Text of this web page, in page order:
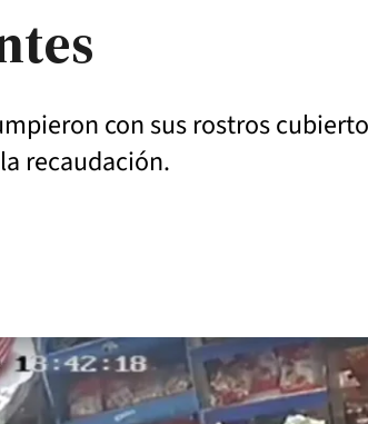
con sus rostros
recaudación.